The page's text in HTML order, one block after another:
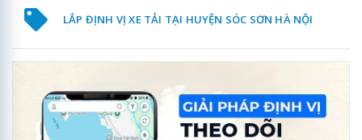
LẮP ĐỊNH VỊ XE TẢI TẠI HUYỆN SÓC SƠN HÀ NỘI